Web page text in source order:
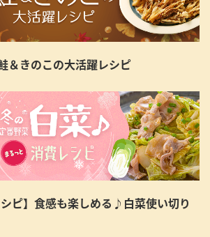
＆きのこの大活躍レシピ
ピ】食感も楽しめる♪白菜使い切り